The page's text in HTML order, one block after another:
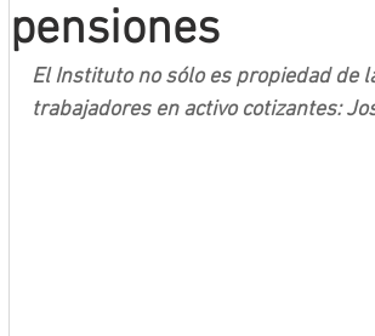
pensiones
El Instituto no sólo es propiedad de
trabajadores en activo cotizantes: